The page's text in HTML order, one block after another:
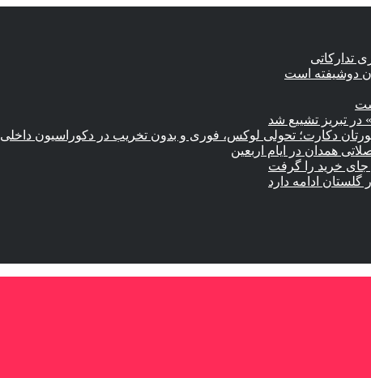
تدارکاتی
تبریز تشییع شد
دکارت؛ تحولی لوکس، فوری و بدون تخریب در دکوراسیون داخلی
جای خرید را گرفت
گلستان ادامه دارد